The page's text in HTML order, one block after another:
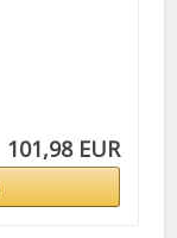
101,98 EUR